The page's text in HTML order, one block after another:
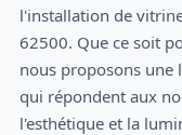
l'installation de
62500. Que ce soit
nous proposons une
qui répondent aux
l'esthétique et la